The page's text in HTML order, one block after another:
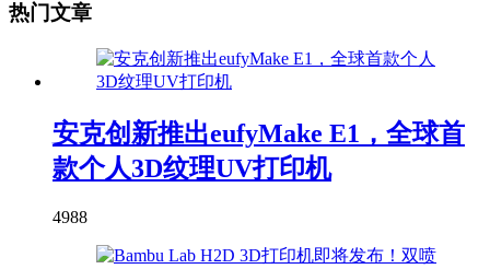
热门文章
安克创新推出eufyMake E1，全球首
款个人3D纹理UV打印机
4988